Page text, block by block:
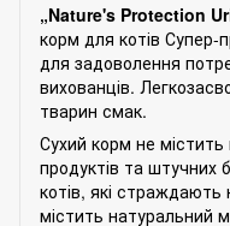
„Nature's Protection
корм для котів Супер-
для задоволення
вихованців.
тварин смак.
Сухий корм не
продуктів та штучних
котів, які
містить натуральний